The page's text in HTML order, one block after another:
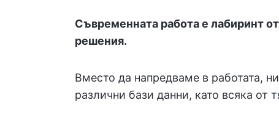
Съвременната работа е лабиринт
решения.
Вместо да напредваме в работата,
различни бази данни, като всяка от